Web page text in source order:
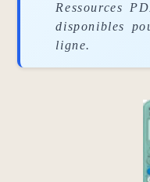
Ressources
disponibles
ligne.